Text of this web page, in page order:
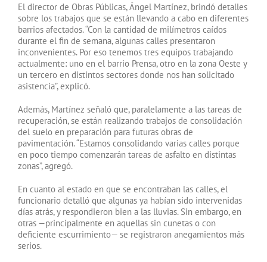
El director de Obras Públicas, Ángel Martínez, brindó detalles
sobre los trabajos que se están llevando a cabo en diferentes
barrios afectados. “Con la cantidad de milímetros caídos
durante el fin de semana, algunas calles presentaron
inconvenientes. Por eso tenemos tres equipos trabajando
actualmente: uno en el barrio Prensa, otro en la zona Oeste y
un tercero en distintos sectores donde nos han solicitado
asistencia”, explicó.
Además, Martínez señaló que, paralelamente a las tareas de
recuperación, se están realizando trabajos de consolidación
del suelo en preparación para futuras obras de
pavimentación. “Estamos consolidando varias calles porque
en poco tiempo comenzarán tareas de asfalto en distintas
zonas”, agregó.
En cuanto al estado en que se encontraban las calles, el
funcionario detalló que algunas ya habían sido intervenidas
días atrás, y respondieron bien a las lluvias. Sin embargo, en
otras —principalmente en aquellas sin cunetas o con
deficiente escurrimiento— se registraron anegamientos más
serios.